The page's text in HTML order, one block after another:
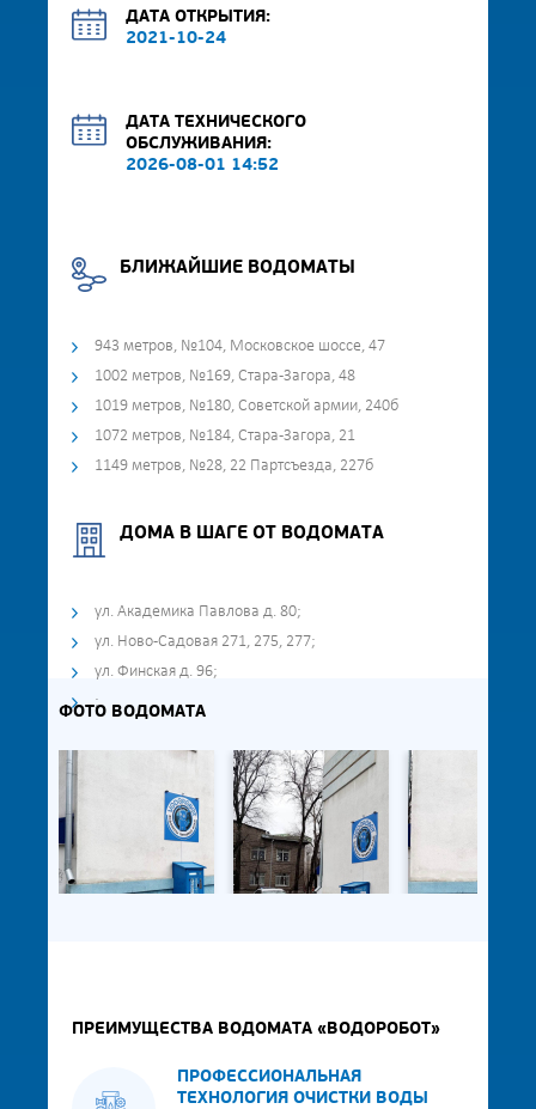
ДАТА ОТКРЫТИЯ:
2021-10-24
ДАТА ТЕХНИЧЕСКОГО
ОБСЛУЖИВАНИЯ:
2026-08-01 14:52
БЛИЖАЙШИЕ ВОДОМАТЫ
943 метров, №104, Московское шоссе, 47
1002 метров, №169, Стара-Загора, 48
1019 метров, №180, Советской армии, 240б
1072 метров, №184, Стара-Загора, 21
1149 метров, №28, 22 Партсъезда, 227б
ДОМА В ШАГЕ ОТ ВОДОМАТА
ул. Академика Павлова д. 80;
ул. Ново-Садовая 271, 275, 277;
ул. Финская д. 96;
;
ФОТО ВОДОМАТА
ПРЕИМУЩЕСТВА ВОДОМАТА «ВОДОРОБОТ»
ПРОФЕССИОНАЛЬНАЯ
ТЕХНОЛОГИЯ ОЧИСТКИ ВОДЫ